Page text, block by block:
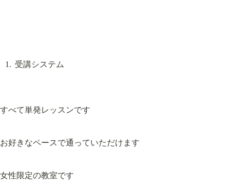
受講システム
すべて単発レッスンです
お好きなペースで通っていただけます
女性限定の教室です